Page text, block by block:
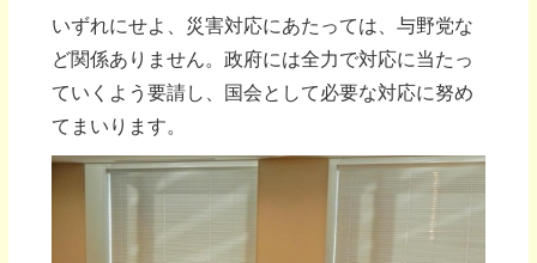
いずれにせよ、災害対応にあたっては、与野党な
ど関係ありません。政府には全力で対応に当たっ
ていくよう要請し、国会として必要な対応に努め
てまいります。